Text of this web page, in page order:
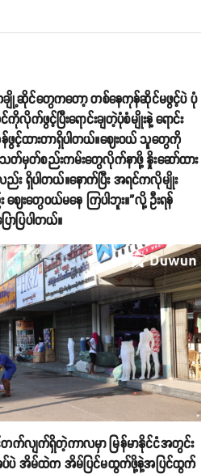
ချို့ဆိုင်တွေကတော့ တစ်နေကုန်ဆိုင်မဖွင့်ပဲ ပုံ
ဖွင့်ပြီးရောင်းချတဲ့ပုံစံမျိုးနဲ့ ရောင်း
ထားတာရှိပါတယ်။ဈေးဝယ် သူတွေကို
မှတ်စည်းကမ်းတွေလိုက်နာဖို့ နှိုးဆော်ထား
ရှိပါတယ်။နောက်ပြီး အရင်ကလိုမျိုး
ေးတွေဝယ်မနေ ကြပါဘူး။”လို့ ဦးရန်
ာပြပါတယ်။
တက်လျက်ရှိတဲ့ကာလမှာ မြန်မာနိုင်ငံအတွင်း
ပဲ အိမ်ထဲက အိမ်ပြင်မထွက်ဖို့နဲ့အပြင်ထွက်